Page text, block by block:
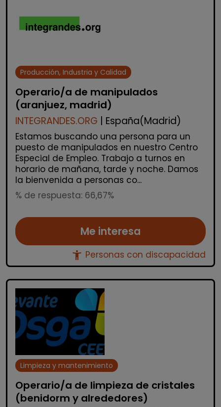
Producción, Industria y Calidad
Operario/a de manipulados
(aranjuez, madrid)
INTEGRANDES.ORG | España(Madrid)
Estamos buscando una persona para un
puesto de manipulados en nuestro Centro
Especial de Empleo. Trabajo a turnos en
horario de mañana, tarde y noche. Damos
la bienvenida a personas co...
% de respuesta: 66,67%
Me interesa
accessibility_new Personas con discapacidad
Limpieza y mantenimiento
Operario/a de limpieza de cristales
(benidorm y alrededores)